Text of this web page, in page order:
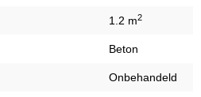
1.2 m2
Beton
Onbehandeld